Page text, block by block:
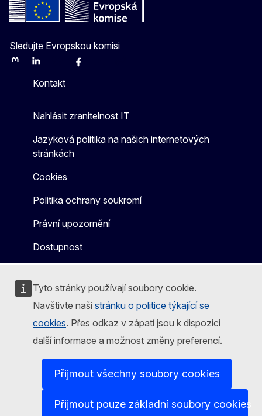
Tyto stránky používají soubory cookie.
Navštivte naši stránku o politice týkající se
cookies. Přes odkaz v zápatí jsou k dispozici
další informace a možnost změny preferencí.
Přijmout všechny soubory cookies
Přijmout pouze základní soubory cookies
Sledujte Evropskou komisi
MastodonLinkedInBlueskyFacebook
Kontakt
Nahlásit zranitelnost IT
Jazyková politika na našich internetových
stránkách
Cookies
Politika ochrany soukromí
Právní upozornění
Dostupnost